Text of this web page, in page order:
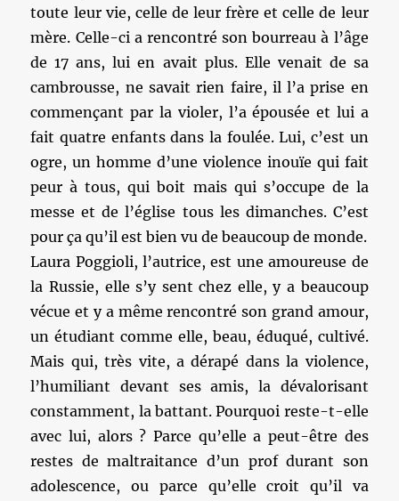
toute leur vie, celle de leur frère et celle de leur
mère. Celle-ci a rencontré son bourreau à l’âge
de 17 ans, lui en avait plus. Elle venait de sa
cambrousse, ne savait rien faire, il l’a prise en
commençant par la violer, l’a épousée et lui a
fait quatre enfants dans la foulée. Lui, c’est un
ogre, un homme d’une violence inouïe qui fait
peur à tous, qui boit mais qui s’occupe de la
messe et de l’église tous les dimanches. C’est
pour ça qu’il est bien vu de beaucoup de monde.
Laura Poggioli, l’autrice, est une amoureuse de
la Russie, elle s’y sent chez elle, y a beaucoup
vécue et y a même rencontré son grand amour,
un étudiant comme elle, beau, éduqué, cultivé.
Mais qui, très vite, a dérapé dans la violence,
l’humiliant devant ses amis, la dévalorisant
constamment, la battant. Pourquoi reste-t-elle
avec lui, alors ? Parce qu’elle a peut-être des
restes de maltraitance d’un prof durant son
adolescence, ou parce qu’elle croit qu’il va